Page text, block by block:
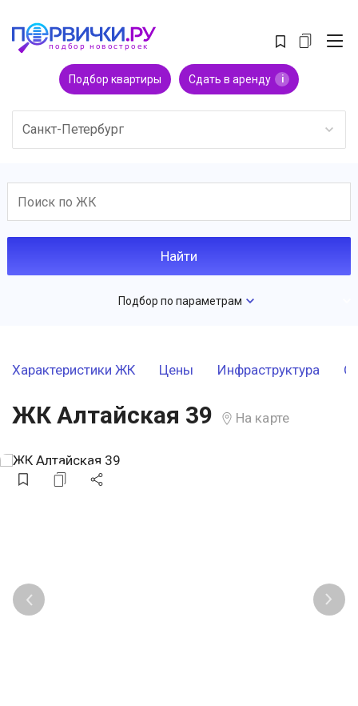
Подбор квартиры Сдать в аренду i
Санкт-Петербург
Подбор по параметрам
Характеристики ЖК Цены Инфраструктура
ЖК Алтайская 39 На карте